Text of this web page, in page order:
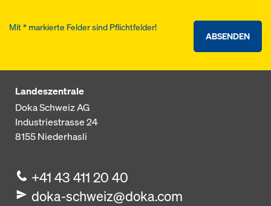
ABSENDEN
Mit * markierte Felder sind Pflichtfelder!
Landeszentrale
Doka Schweiz AG
Industriestrasse 24
8155Niederhasli
+41 43 411 20 40
doka-schweiz@doka.com